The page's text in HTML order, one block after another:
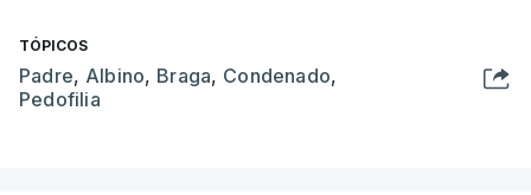
TÓPICOS
Padre, Albino, Braga, Condenado,
Pedofilia